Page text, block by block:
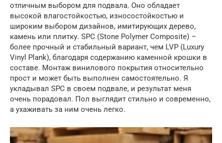
отличным выбором для подвала. Оно обладает
высокой влагостойкостью, износостойкостью и
широким выбором дизайнов, имитирующих дерево,
камень или плитку. SPC (Stone Polymer Composite) –
более прочный и стабильный вариант, чем LVP (Luxury
Vinyl Plank), благодаря содержанию каменной крошки в
составе. Монтаж винилового покрытия относительно
прост и может быть выполнен самостоятельно. Я
укладывал SPC в своем подвале, и результат меня
очень порадовал. Пол выглядит стильно и современно,
а ухаживать за ним очень легко.